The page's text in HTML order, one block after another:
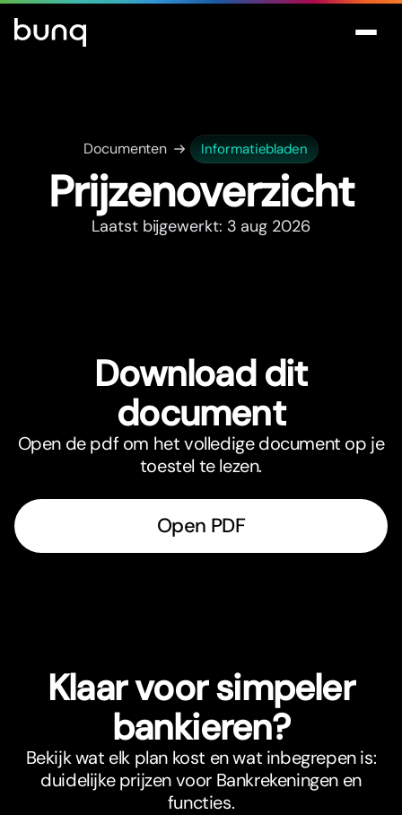
Documenten Informatiebladen
Prijzenoverzicht
Laatst bijgewerkt: 3 aug 2026
Download dit
document
Open de pdf om het volledige document op je
toestel te lezen.
Open PDF
Klaar voor simpeler
bankieren?
Bekijk wat elk plan kost en wat inbegrepen is:
duidelijke prijzen voor Bankrekeningen en
functies.